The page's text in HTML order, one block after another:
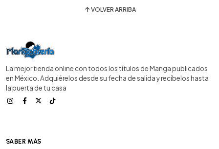
VOLVER ARRIBA
La mejor tienda online con todos los títulos de Manga publicados
en México. Adquiérelos desde su fecha de salida y recíbelos hasta
la puerta de tu casa
SABER MÁS